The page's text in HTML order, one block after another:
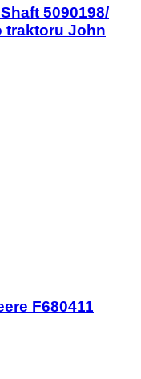
5090198/
traktoru John
F680411